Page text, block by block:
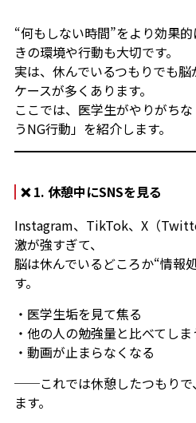
“何もしない時間”をより効果
きの環境や行動も大切です。
実は、休んでいるつもりでも
ケースが多くあります。
ここでは、医学生がやりがち
うNG行動」を紹介します。
❌ 1. 休憩中にSNSを見る
Instagram、TikTok、X（
激が強すぎて、
脳は休んでいるどころか“情報
す。
・医学生垢を見て焦る
・他の人の勉強量と比べてしま
・動画が止まらなくなる
──これでは休憩したつもりで
ます。